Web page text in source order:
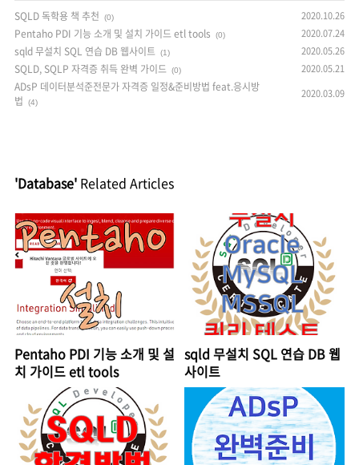
SQLD 독학용 책 추천
(0) 2020.10.26
Pentaho PDI 기능 소개 및 설치 가이드 etl tools (0) 2020.07.24
sqld 무설치 SQL 연습 DB 웹사이트 (1) 2020.05.26
SQLD, SQLP 자격증 취득 완벽 가이드 (0) 2020.05.21
ADsP 데이터분석준전문가 자격증 일정&준비방법 feat.응시방
법
(4)
2020.03.09
'Database' Related Articles
Pentaho PDI 기능 소개 및 설
치 가이드 etl tools
sqld 무설치 SQL 연습 DB 웹
사이트